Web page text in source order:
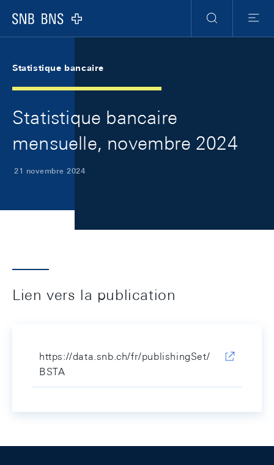
Logo
RechercheMenu
Statistique bancaire
Statistique bancaire
mensuelle, novembre 2024
21 novembre 2024
Lien vers la publication
https://data.snb.ch/fr/publishingSet/
BSTA